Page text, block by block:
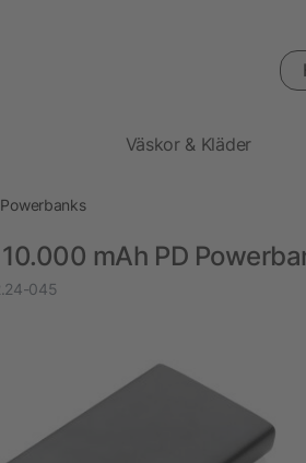
Väskor & Kläder
Powerbanks
mAh PD
045